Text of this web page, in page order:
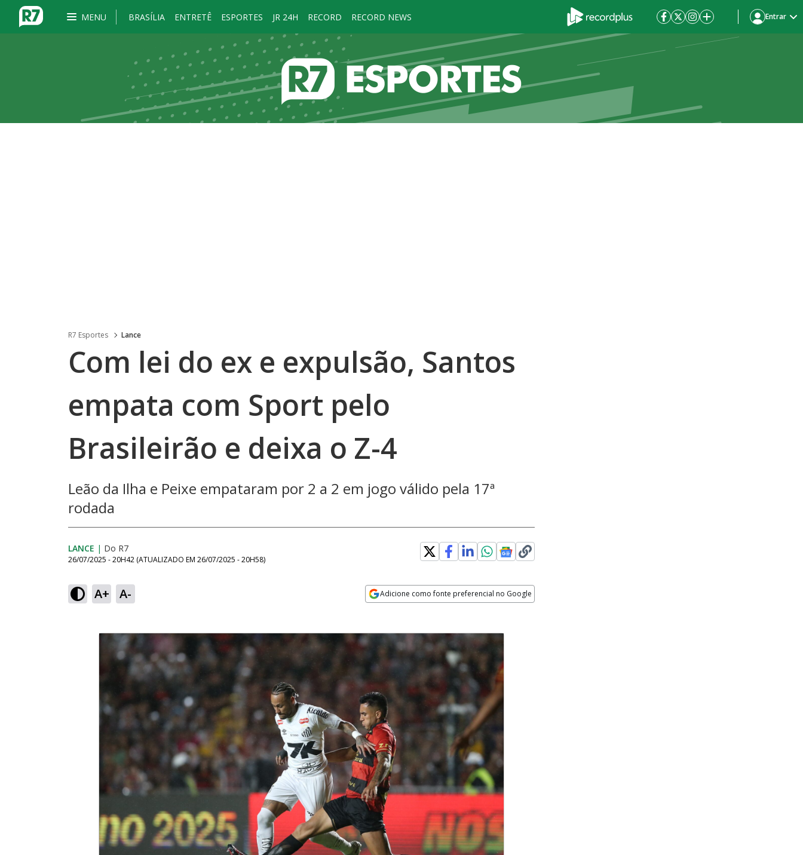
MENU BRASÍLIA ENTRETÊ ESPORTES JR 24H RECORD RECORD NEWS Entrar
R7 Esportes Lance
Com lei do ex e expulsão, Santos
empata com Sport pelo
Brasileirão e deixa o Z-4
Leão da Ilha e Peixe empataram por 2 a 2 em jogo válido pela 17ª
rodada
LANCE | Do R7
26/07/2025 - 20H42 (ATUALIZADO EM 26/07/2025 - 20H58)
A+ A- Adicione como fonte preferencial no Google